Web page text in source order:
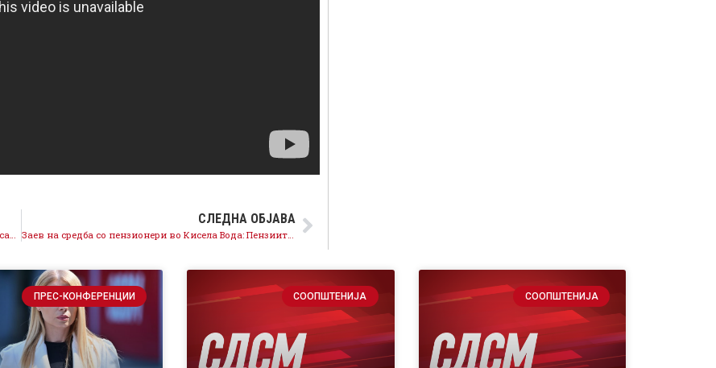
СЛЕДНА ОБЈАВА
ПРЕС-КОНФЕРЕНЦИИ СООПШТЕНИЈА СООПШТЕНИЈА